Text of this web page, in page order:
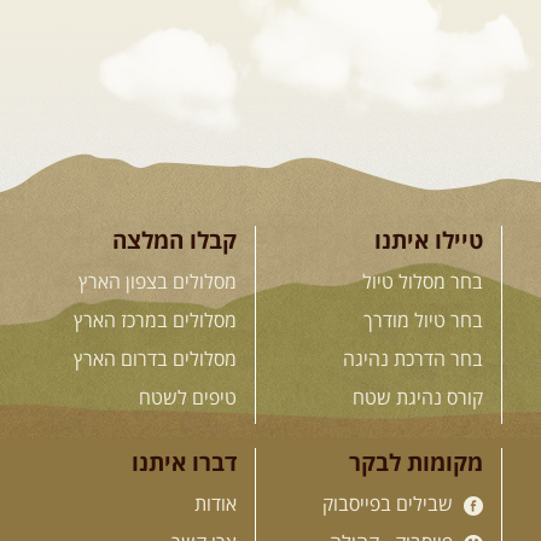
והמרגשות בעולם. קירגיסטאן היא לא ...
[המשך]
הקווקז הגבוה מחכה לכם: נתיבי שטח
מרהיבים, פסגות מושלגות, אירוח ...
[המשך]
23-29.09.2026 - סוכות – טיול
פתוח
בין רכס הקווקז הנמוך לגבוה, בין נהרות
שוצפים למעברי הרים ...[המשך]
טיילו איתנו
בחר מסלול טיול
בחר טיול מודרך
בחר הדרכת נהיגה
קורס נהיגת שטח
קבלו המלצה
מסלולים בצפון הארץ
מסלולים במרכז הארץ
מסלולים בדרום הארץ
טיפים לשטח
מקומות לבקר
שבילים בפייסבוק
דברו איתנו
אודות